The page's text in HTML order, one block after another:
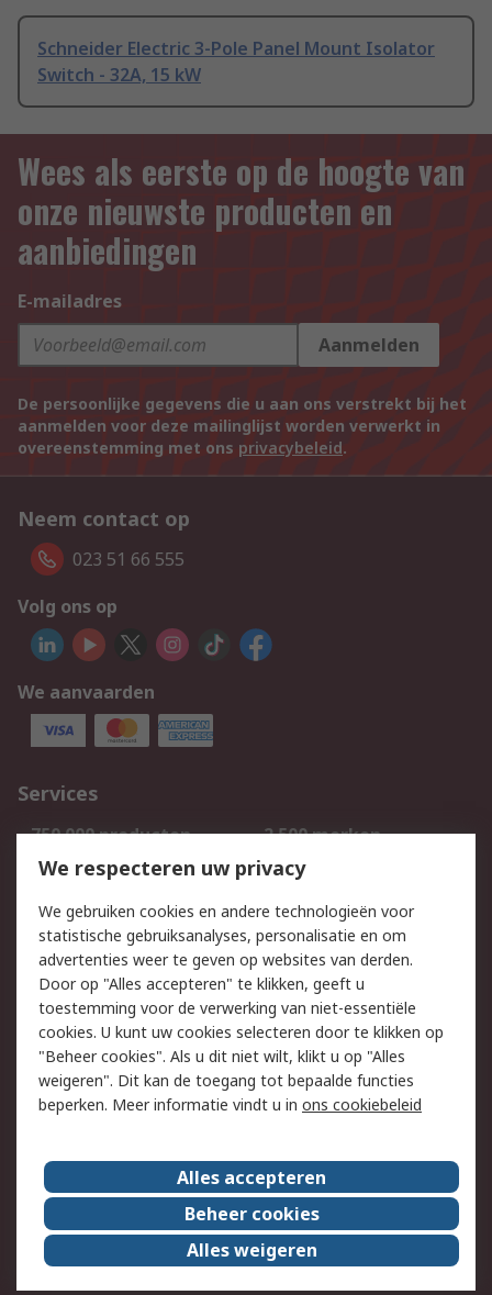
Schneider Electric 3-Pole Panel Mount Isolator
Switch - 32A, 15 kW
Wees als eerste op de hoogte van
onze nieuwste producten en
aanbiedingen
E-mailadres
Aanmelden
De persoonlijke gegevens die u aan ons verstrekt bij het
aanmelden voor deze mailinglijst worden verwerkt in
overeenstemming met ons privacybeleid.
Neem contact op
023 51 66 555
Volg ons op
We aanvaarden
Services
750.000 producten
2.500 merken
Bestellen
Inkoopoplossingen
Track & Trace
Wettelijk
Cookiebeleid
Email veiligheid
Privacybeleid
Websitevoorwaarden
Algemene
verkoopvoorwaarden
Over RS
RS Group
Over ons
RS wereldwijd
Werken bij RS
ESG
We respecteren uw privacy
We gebruiken cookies en andere technologieën voor
statistische gebruiksanalyses, personalisatie en om
advertenties weer te geven op websites van derden.
Door op "Alles accepteren" te klikken, geeft u
toestemming voor de verwerking van niet-essentiële
cookies. U kunt uw cookies selecteren door te klikken op
"Beheer cookies". Als u dit niet wilt, klikt u op "Alles
weigeren". Dit kan de toegang tot bepaalde functies
beperken. Meer informatie vindt u in ons cookiebeleid
Alles accepteren
Beheer cookies
Alles weigeren